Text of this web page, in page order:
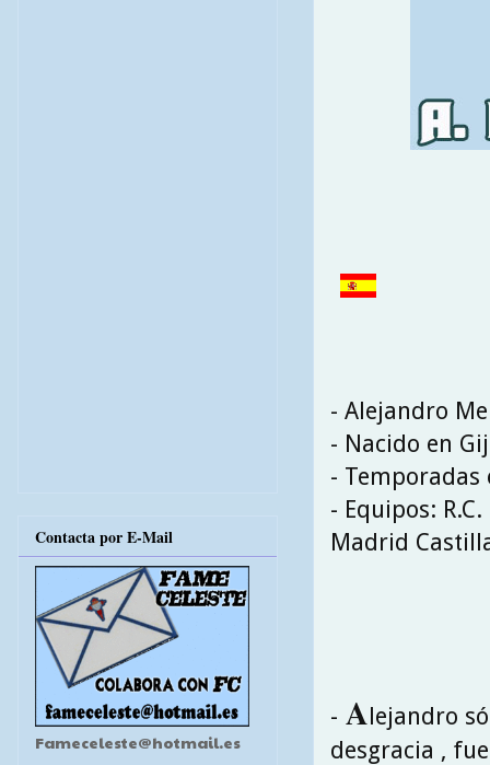
- Alejandro
- Nacido en
- Temporadas
- Equipos:
Madrid
- Alejandro
desgracia ,
Contacta por E-Mail
Fameceleste@hotmail.es